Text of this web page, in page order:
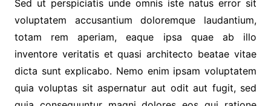
Sed ut perspiciatis unde omnis iste natus error sit
voluptatem accusantium doloremque laudantium,
totam rem aperiam, eaque ipsa quae ab illo
inventore veritatis et quasi architecto beatae vitae
dicta sunt explicabo. Nemo enim ipsam voluptatem
quia voluptas sit aspernatur aut odit aut fugit, sed